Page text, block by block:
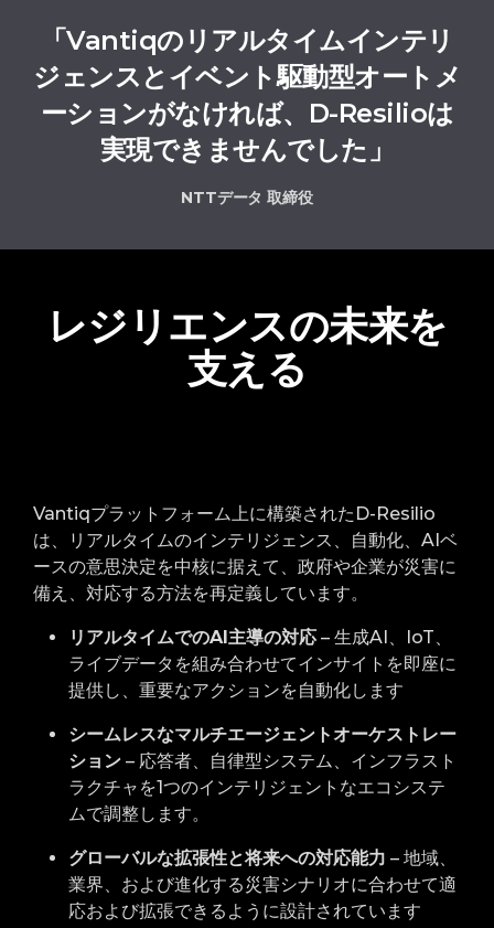
「Vantiqのリアルタイムインテリ
ジェンスとイベント駆動型オートメ
ーションがなければ、D-Resilioは
実現できませんでした」
NTTデータ 取締役
レジリエンスの未来を
支える
Vantiqプラットフォーム上に構築されたD-Resilio
は、リアルタイムのインテリジェンス、自動化、AIベ
ースの意思決定を中核に据えて、政府や企業が災害に
備え、対応する方法を再定義しています。
リアルタイムでのAI主導の対応 – 生成AI、IoT、
ライブデータを組み合わせてインサイトを即座に
提供し、重要なアクションを自動化します
シームレスなマルチエージェントオーケストレー
ション – 応答者、自律型システム、インフラスト
ラクチャを1つのインテリジェントなエコシステ
ムで調整します。
グローバルな拡張性と将来への対応能力 – 地域、
業界、および進化する災害シナリオに合わせて適
応および拡張できるように設計されています